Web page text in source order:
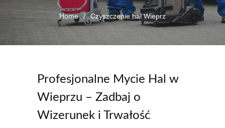
Home / Czyszczenie hal Wieprz
Profesjonalne Mycie Hal w
Wieprzu – Zadbaj o
Wizerunek i Trwałość